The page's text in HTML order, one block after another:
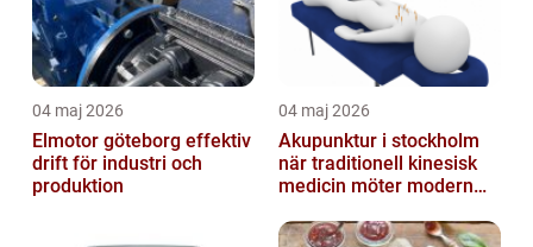
04 maj 2026
Elmotor göteborg effektiv
drift för industri och
produktion
04 maj 2026
Akupunktur i stockholm
när traditionell kinesisk
medicin möter modern